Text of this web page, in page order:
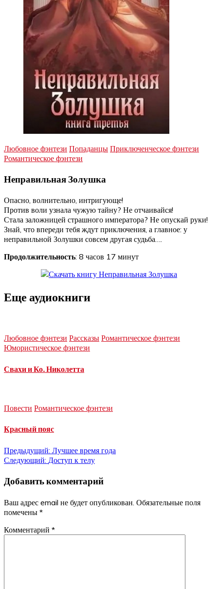
Любовное фэнтези Попаданцы Приключенческое фэнтези
Романтическое фэнтези
Неправильная Золушка
Опасно, волнительно, интригующе!
Против воли узнала чужую тайну? Не отчаивайся!
Стала заложницей страшного императора? Не опускай руки!
Знай, что впереди тебя ждут приключения, а главное: у
неправильной Золушки совсем другая судьба….
Продолжительность: 8 часов 17 минут
Еще аудиокниги
Любовное фэнтези Рассказы Романтическое фэнтези
Юмористическое фэнтези
Свахи и Ко. Николетта
Повести Романтическое фэнтези
Красный пояс
Навигация
записям
Предыдущий: Лучшее время года
Следующий: Доступ к телу
Добавить комментарий
Ваш адрес email не будет опубликован. Обязательные поля
помечены *
Комментарий *